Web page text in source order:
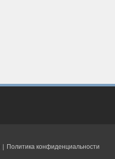
| Политика конфиденциальности